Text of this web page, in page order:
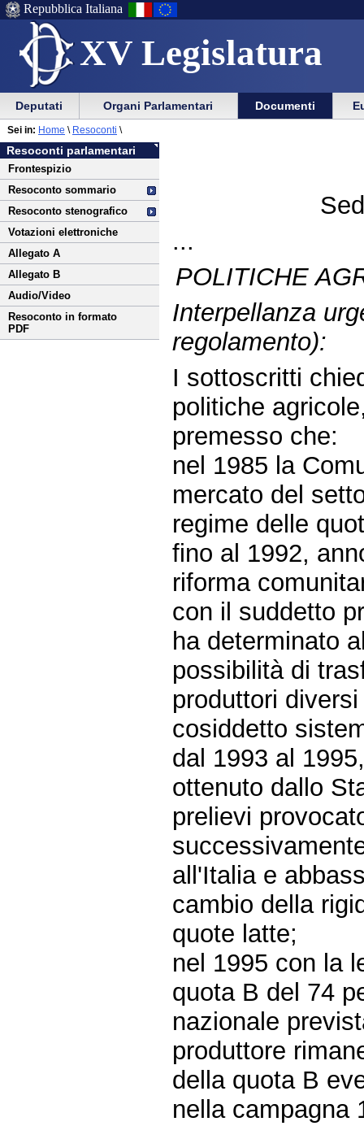
XV Legislatura
Menu
di
ausilio
alla
navigazione
Vai
Menu
di
navigazione
principale
Repubblica Italiana
Menu
di
navigazione
principale
Vai
menu
di
sezione
Deputati Organi Parlamentari Documenti
Vai
al
contenuto
Resoconti parlamentari
Frontespizio
Resoconto sommario
Resoconto stenografico
Votazioni elettroniche
Allegato A
Allegato B
Audio/Video
Resoconto in formato
PDF
Sei in: Home \ Resoconti \
...
POLITICHE
Interpellanza
regolamento):
I sottoscritti
politiche
premesso che:
nel 1985 la
mercato del
regime delle
fino al 1992,
riforma
con il suddetto
ha determinato
possibilità di
produttori
cosiddetto
dal 1993 al
ottenuto dallo
prelievi
all'Italia e
cambio della
quote latte;
nel 1995 con la
quota B del 74
nazionale
produttore
della quota B
nella campagna